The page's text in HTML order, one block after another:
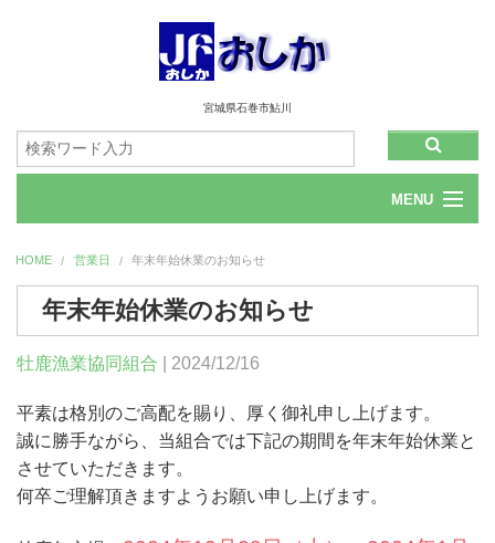
宮城県石巻市鮎川
MENU
会社情報
HOME 営業日 年末年始休業のお知らせ
年末年始休業のお知らせ
牡鹿漁業協同組合 | 2024/12/16
平素は格別のご高配を賜り、厚く御礼申し上げます。
誠に勝手ながら、当組合では下記の期間を年末年始休業と
させていただきます。
何卒ご理解頂きますようお願い申し上げます。